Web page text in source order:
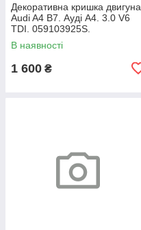
Декоративна кришка двигуна
Audi A4 B7. Ауді А4. 3.0 V6
TDI. 059103925S.
В наявності
1 600 ₴